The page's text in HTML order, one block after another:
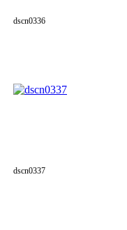
dscn0336
dscn0337